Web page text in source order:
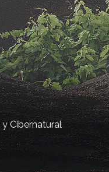
yCibernatural